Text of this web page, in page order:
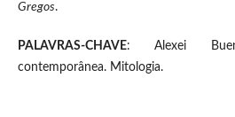
Gregos.
PALAVRAS-CHAVE: Alexei
contemporânea. Mitologia.